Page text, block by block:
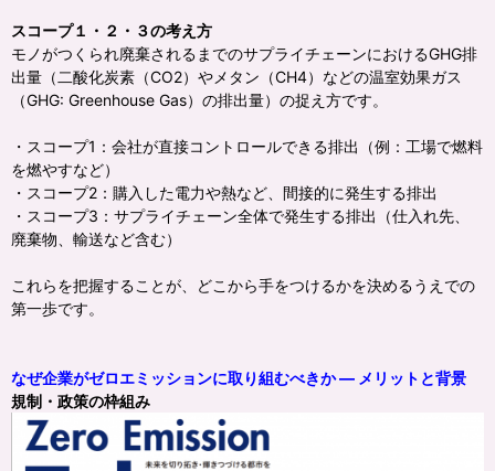
スコープ１・２・３の考え方
モノがつくられ廃棄されるまでのサプライチェーンにおけるGHG排
出量（二酸化炭素（CO2）やメタン（CH4）などの温室効果ガス
（GHG: Greenhouse Gas）の排出量）の捉え方です。
・スコープ1：会社が直接コントロールできる排出（例：工場で燃料
を燃やすなど）
・スコープ2：購入した電力や熱など、間接的に発生する排出
・スコープ3：サプライチェーン全体で発生する排出（仕入れ先、
廃棄物、輸送など含む）
これらを把握することが、どこから手をつけるかを決めるうえでの
第一歩です。
なぜ企業がゼロエミッションに取り組むべきか — メリットと背景
規制・政策の枠組み